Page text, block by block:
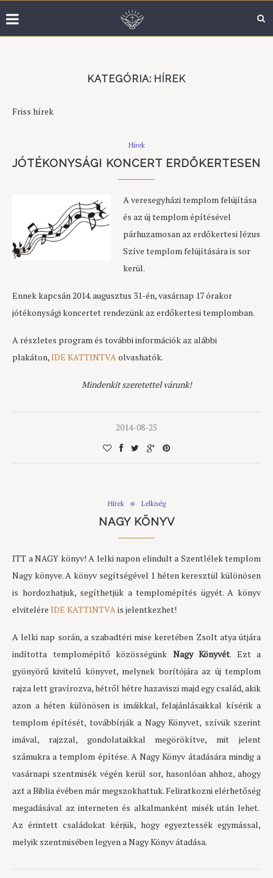
KATEGÓRIA: HÍREK
Friss hírek
Hírek
JÓTÉKONYSÁGI KONCERT ERDŐKERTESEN
A veresegyházi templom felújítása
és az új templom építésével
párhuzamosan az erdőkertesi Jézus
Szíve templom felújítására is sor
kerül.
Ennek kapcsán 2014. augusztus 31-én, vasárnap 17 órakor
jótékonysági koncertet rendezünk az erdőkertesi templomban.
A részletes program és további információk az alábbi
plakáton,IDE KATTINTVAolvashatók.
Mindenkit szeretettel várunk!
2014-08-25
Hírek Lelkiség
NAGY KÖNYV
ITT a NAGY könyv! A lelki napon elindult a Szentlélek templom
Nagy könyve. A könyv segítségével 1 héten keresztül különösen
is hordozhatjuk, segíthetjük a templomépítés ügyét. A könyv
elvitelére IDE KATTINTVAis jelentkezhet!
A lelki nap során, a szabadtéri mise keretében Zsolt atya útjára
indította templomépítő közösségünk Nagy Könyvét. Ezt a
gyönyörű kivitelű könyvet, melynek borítójára az új templom
rajza lett gravírozva, hétről hétre hazaviszi majd egy család, akik
azon a héten különösen is imáikkal, felajánlásaikkal kísérik a
templom építését, továbbírják a Nagy Könyvet, szívük szerint
imával, rajzzal, gondolataikkal megörökítve, mit jelent
számukra a templom építése. A Nagy Könyv átadására mindig a
vasárnapi szentmisék végén kerül sor, hasonlóan ahhoz, ahogy
azt a Biblia évében már megszokhattuk. Feliratkozni elérhetőség
megadásával az interneten és alkalmanként misék után lehet.
Az érintett családokat kérjük, hogy egyeztessék egymással,
melyik szentmisében legyen a Nagy Könyv átadása.